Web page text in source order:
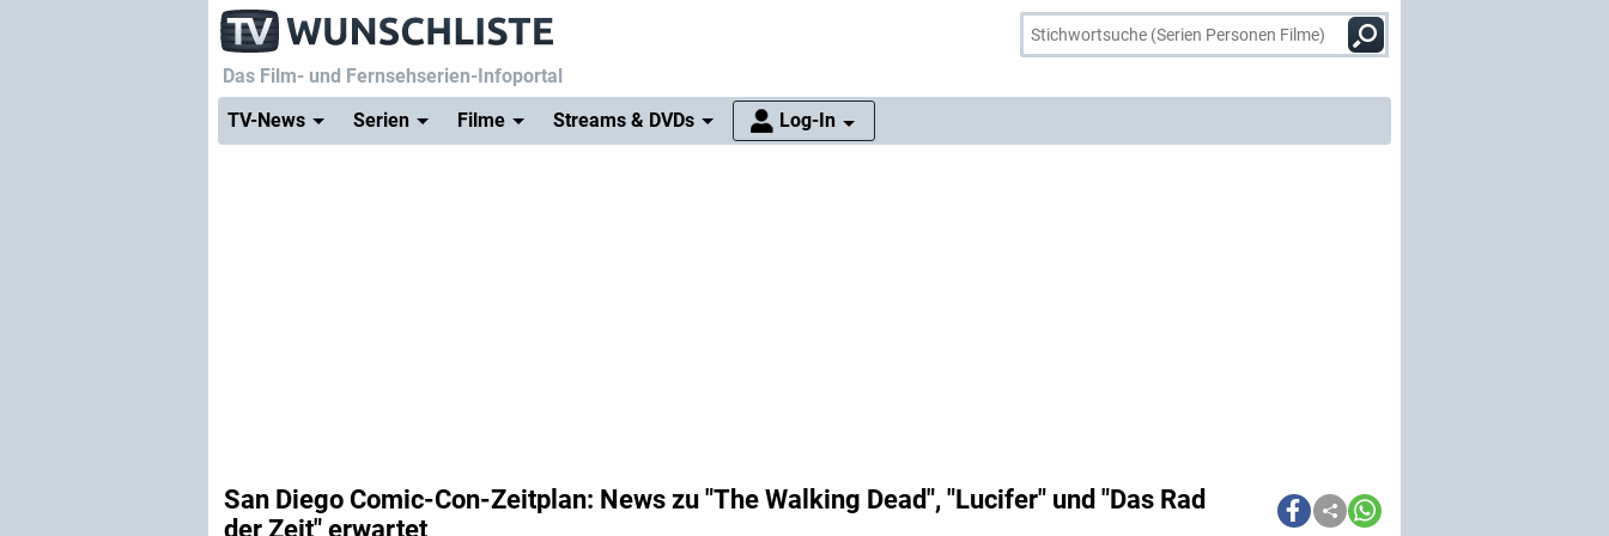
Das Film- und Fernsehserien-Infoportal
TV-News
Serien Filme Streams & DVDs Log-In
San Diego Comic-Con-Zeitplan: News zu "The Walking Dead", "Lucifer" und "Das Rad
der Zeit" erwartet